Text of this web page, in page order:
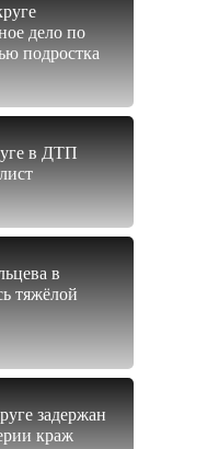
дело по
подростка
в ДТП
в
тяжёлой
задержан
краж